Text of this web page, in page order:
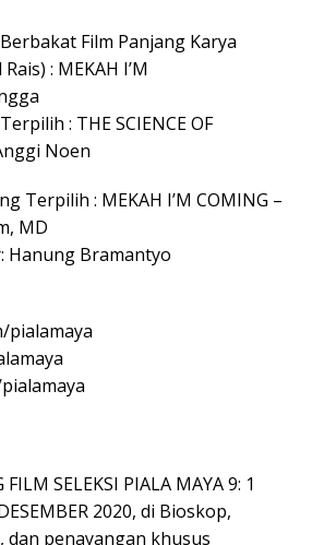
Film Panjang Karya
: MEKAH I’M
: THE SCIENCE OF
Noen
Terpilih : MEKAH I’M COMING –
MD
Hanung Bramantyo
pialamaya
FILM SELEKSI PIALA MAYA 9: 1
2020, di Bioskop,
penayangan khusus